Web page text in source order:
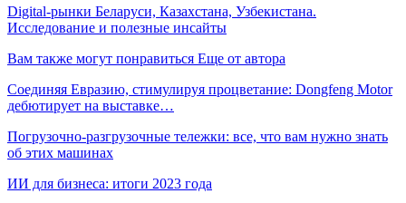
Digital-рынки Беларуси, Казахстана, Узбекистана.
Исследование и полезные инсайты
Вам также могут понравиться Еще от автора
Соединяя Евразию, стимулируя процветание: Dongfeng Motor
дебютирует на выставке…
Погрузочно-разгрузочные тележки: все, что вам нужно знать
об этих машинах
ИИ для бизнеса: итоги 2023 года